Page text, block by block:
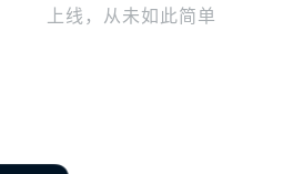
上线，从未如此简单